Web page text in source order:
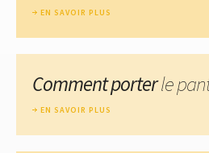
EN SAVOIR PLUS
Comment porterle
EN SAVOIR PLUS